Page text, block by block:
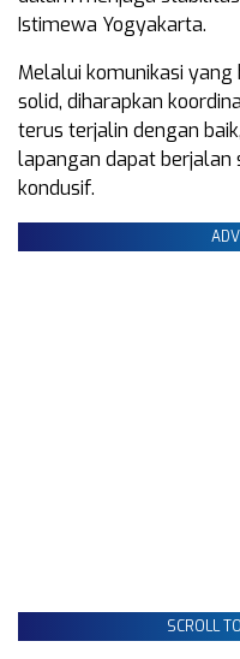
Istimewa Yogyakarta.
Melalui komunikasi
solid, diharapkan
terus terjalin dengan
lapangan dapat berjalan
kondusif.
SCROLL